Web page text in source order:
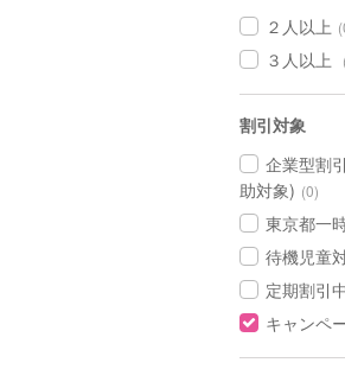
２人以上
３人以上
割引対象
企業型割
助対象) (0)
東京都一
待機児童
定期割引中
キャンペ